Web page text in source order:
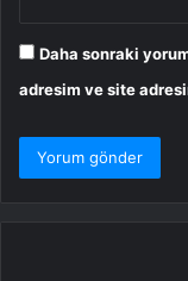
Daha sonraki
adresim ve site